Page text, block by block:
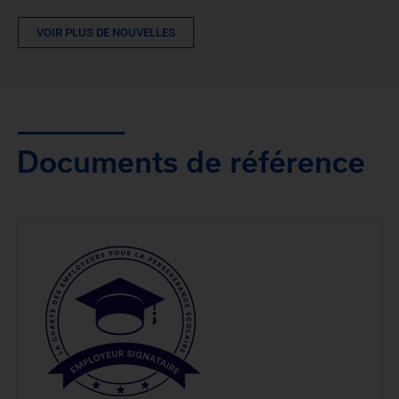
VOIR PLUS DE NOUVELLES
Documents de référence